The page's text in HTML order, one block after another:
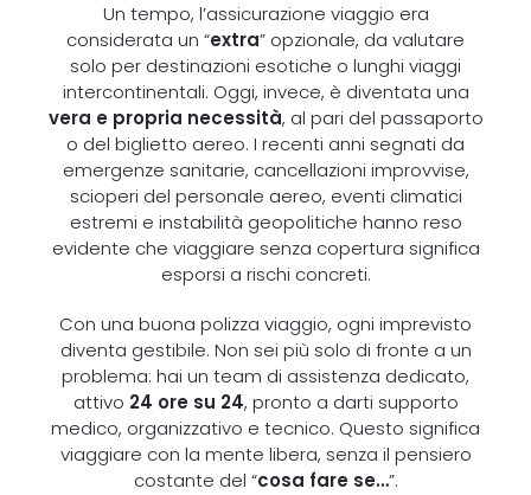
Un tempo, l’assicurazione viaggio era
considerata un “extra” opzionale, da valutare
solo per destinazioni esotiche o lunghi viaggi
intercontinentali. Oggi, invece, è diventata una
vera e propria necessità, al pari del passaporto
o del biglietto aereo. I recenti anni segnati da
emergenze sanitarie, cancellazioni improvvise,
scioperi del personale aereo, eventi climatici
estremi e instabilità geopolitiche hanno reso
evidente che viaggiare senza copertura significa
esporsi a rischi concreti.
Con una buona polizza viaggio, ogni imprevisto
diventa gestibile. Non sei più solo di fronte a un
problema: hai un team di assistenza dedicato,
attivo 24 ore su 24, pronto a darti supporto
medico, organizzativo e tecnico. Questo significa
viaggiare con la mente libera, senza il pensiero
costante del “cosa fare se…”.